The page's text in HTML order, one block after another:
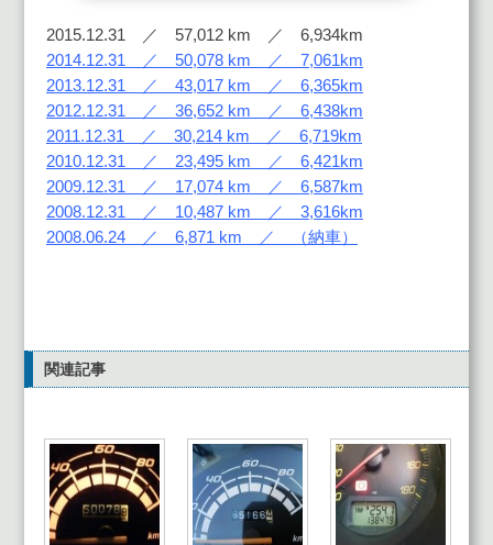
2015.12.31 ／ 57,012 km ／ 6,934km
2014.12.31 ／ 50,078 km ／ 7,061km
2013.12.31 ／ 43,017 km ／ 6,365km
2012.12.31 ／ 36,652 km ／ 6,438km
2011.12.31 ／ 30,214 km ／ 6,719km
2010.12.31 ／ 23,495 km ／ 6,421km
2009.12.31 ／ 17,074 km ／ 6,587km
2008.12.31 ／ 10,487 km ／ 3,616km
2008.06.24 ／ 6,871 km ／ （納車）
関連記事